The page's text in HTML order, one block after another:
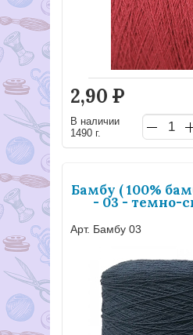
2,90 Р
В наличии
1490 г.
Бамбу ( 100%
- 03 - темно-
Арт. Бамбу 03